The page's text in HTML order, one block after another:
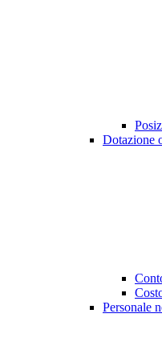
Dotazione
Personale